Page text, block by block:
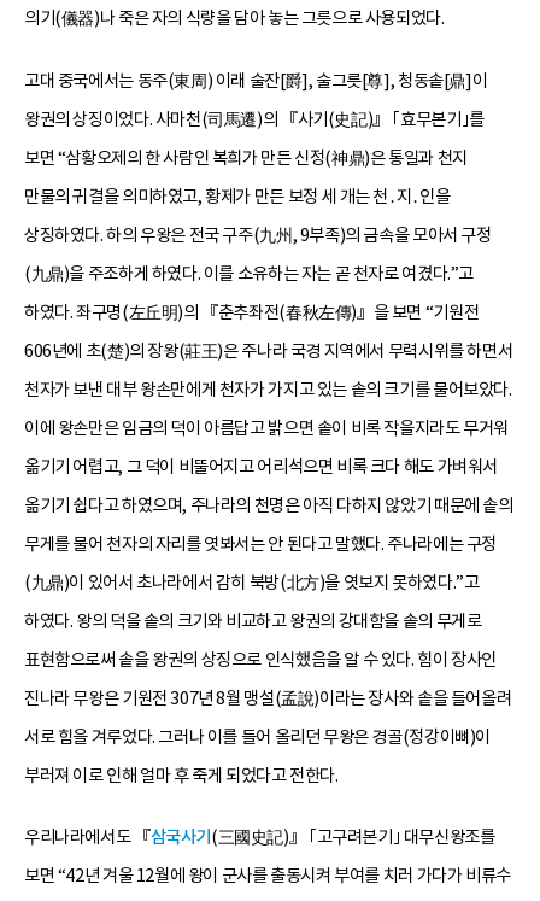
의기(儀器)나 죽은 자의 식량을 담아 놓는 그릇으로 사용되었다.
고대 중국에서는 동주(東周) 이래 술잔[爵], 술그릇[尊], 청동솥[鼎]이
왕권의 상징이었다. 사마천(司馬遷)의 『사기(史記)』 ｢효무본기｣를
보면 “삼황오제의 한 사람인 복희가 만든 신정(神鼎)은 통일과 천지
만물의 귀결을 의미하였고, 황제가 만든 보정 세 개는 천․지․인을
상징하였다. 하의 우왕은 전국 구주(九州, 9부족)의 금속을 모아서 구정
(九鼎)을 주조하게 하였다. 이를 소유하는 자는 곧 천자로 여겼다.”고
하였다. 좌구명(左丘明)의 『춘추좌전(春秋左傳)』을 보면 “기원전
606년에 초(楚)의 장왕(莊王)은 주나라 국경 지역에서 무력시위를 하면서
천자가 보낸 대부 왕손만에게 천자가 가지고 있는 솥의 크기를 물어보았다.
이에 왕손만은 임금의 덕이 아름답고 밝으면 솥이 비록 작을지라도 무거워
옮기기 어렵고, 그 덕이 비뚤어지고 어리석으면 비록 크다 해도 가벼워서
옮기기 쉽다고 하였으며, 주나라의 천명은 아직 다하지 않았기 때문에 솥의
무게를 물어 천자의 자리를 엿봐서는 안 된다고 말했다. 주나라에는 구정
(九鼎)이 있어서 초나라에서 감히 북방(北方)을 엿보지 못하였다.”고
하였다. 왕의 덕을 솥의 크기와 비교하고 왕권의 강대함을 솥의 무게로
표현함으로써 솥을 왕권의 상징으로 인식했음을 알 수 있다. 힘이 장사인
진나라 무왕은 기원전 307년 8월 맹설(孟說)이라는 장사와 솥을 들어올려
서로 힘을 겨루었다. 그러나 이를 들어 올리던 무왕은 경골(정강이뼈)이
부러져 이로 인해 얼마 후 죽게 되었다고 전한다.
우리나라에서도 『삼국사기 (三國史記)』 ｢고구려본기｣ 대무신왕조를
보면 “42년 겨울 12월에 왕이 군사를 출동시켜 부여를 치러 가다가 비류수